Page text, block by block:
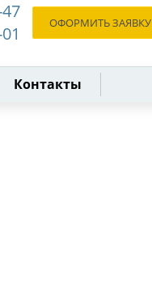
ОФОРМИТЬ ЗАЯВКУ
Контакты